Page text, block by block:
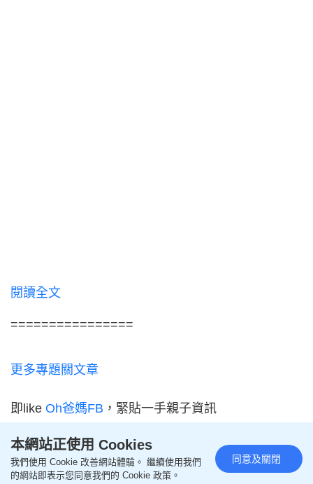
閱讀全文
================
更多專題關文章
即like Oh爸媽FB ，緊貼一手親子資訊
即followOhpama IG
本網站正使用 Cookies
我們使用 Cookie 改善網站體驗。 繼續使用我們
的網站即表示您同意我們的 Cookie 政策。
同意及關閉